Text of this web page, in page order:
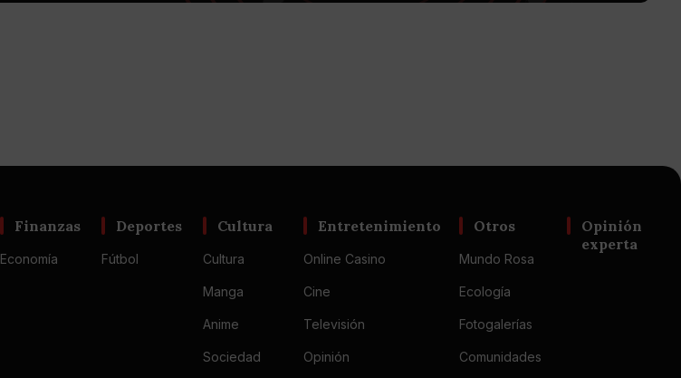
Finanzas
Economía
Deportes
Fútbol
Cultura
Cultura
Manga
Anime
Sociedad
Entretenimiento
Online Casino
Cine
Televisión
Opinión
Otros
Mundo Rosa
Ecología
Fotogalerías
Comunidades
Opinión
experta